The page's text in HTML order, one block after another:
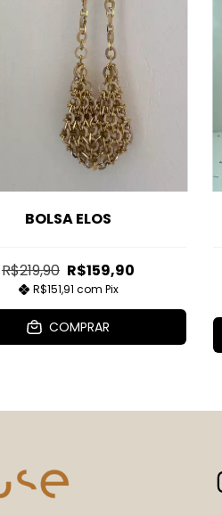
BOLSA ELOS
R$219,90 R$159,90
R$151,91 com Pix
COMPRAR